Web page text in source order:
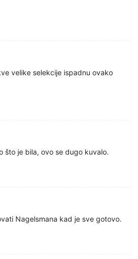
velike selekcije ispadnu ovako
što je bila, ovo se dugo kuvalo.
Nagelsmana kad je sve gotovo.